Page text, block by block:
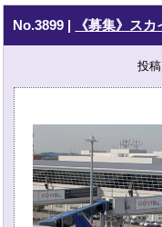
No.3899 | 《募集》ス
投